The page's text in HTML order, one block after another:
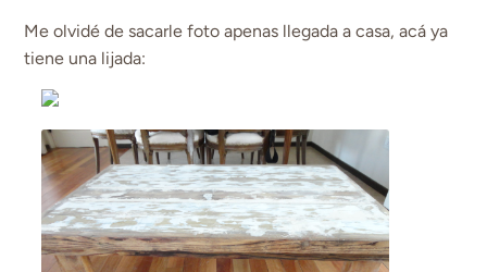
Me olvidé de sacarle foto apenas llegada a casa, acá ya
tiene una lijada: